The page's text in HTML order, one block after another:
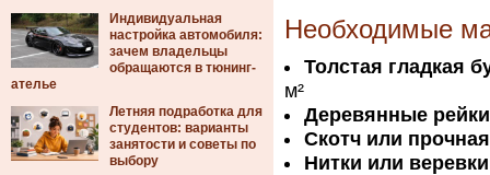
Индивидуальная
настройка автомобиля:
зачем владельцы
обращаются в тюнинг-
ателье
Летняя подработка для
студентов: варианты
занятости и советы по
выбору
Необходимые
Толстая гладкая
м²
Деревянные рейки
Скотч или
Нитки или веревки